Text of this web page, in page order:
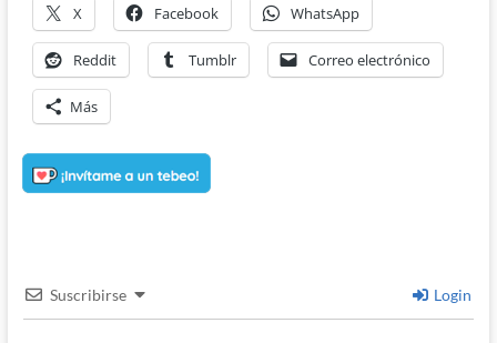
X Facebook WhatsApp
Reddit Tumblr Correo electrónico
Más
Suscribirse Login